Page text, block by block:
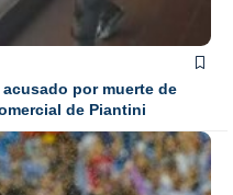
por muerte de
de Piantini